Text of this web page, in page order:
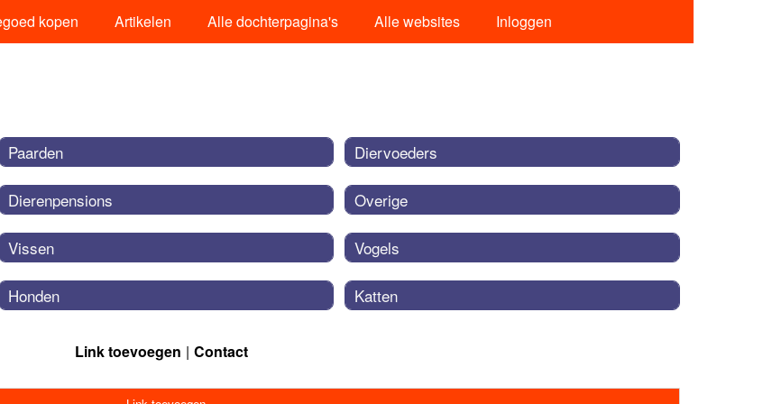
kopen Artikelen Alle dochterpagina's Alle websites Inloggen
Paarden
Dierenpensions
Vissen
Honden
Diervoeders
Overige
Vogels
Katten
Link toevoegen Contact